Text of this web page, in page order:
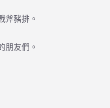
斧豬排。
朋友們。